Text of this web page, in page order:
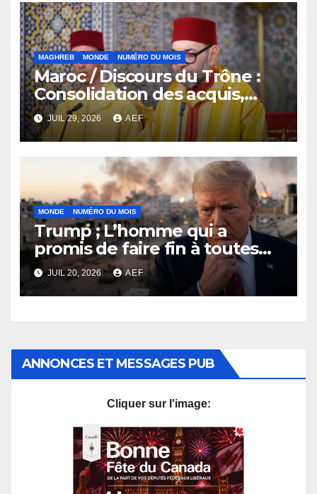
MAGHREB MONDE NUMÉRO DU MOIS
Maroc / Discours du Trône :
Consolidation des acquis,
résilience économique et
affirmation d’une
souveraineté stratégique
décomplexée
JUIL 29, 2026 AEF
MONDE NUMÉRO DU MOIS
Trump ; L’homme qui a
promis de faire fin à toutes
les guerres, derrière la crise
géopolitique, la plus
explosive du moment ?
JUIL 20, 2026 AEF
ANNONCES ET MESSAGES PUB
Cliquer sur l'image: